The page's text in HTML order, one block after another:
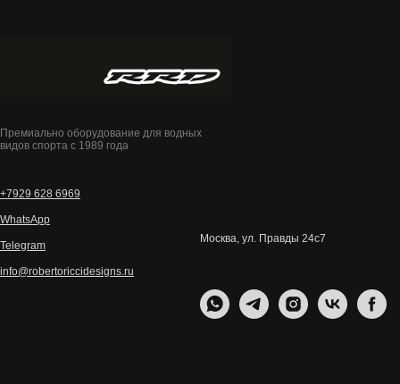
Премиально оборудование для водных
видов спорта с 1989 года
+7929 628 6969
WhatsApp
Telegram
info@robertoriccidesigns.ru
Москва, ул. Правды 24с7